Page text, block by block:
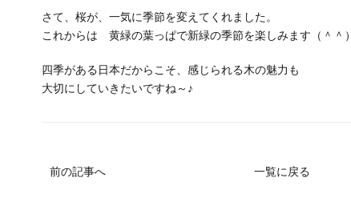
さて、桜が、一気に季節を変えてくれました。
これからは 黄緑の葉っぱで新緑の季節を楽しみます（＾＾）
四季がある日本だからこそ、感じられる木の魅力も
大切にしていきたいですね～♪
前の記事へ 一覧に戻る